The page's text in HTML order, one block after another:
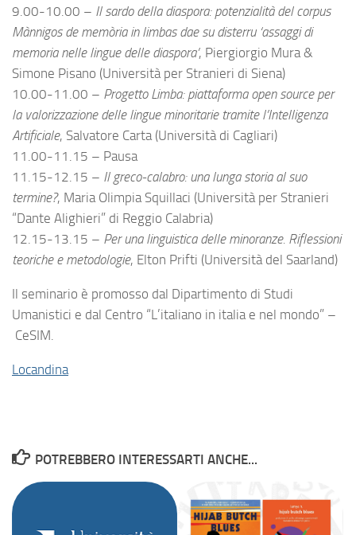
9.00-10.00 – Il sardo della diaspora: potenzialità del corpus
Mànnigos de memòria in limbas dae su disterru ‘assaggi di
memoria nelle lingue delle diaspora’, Piergiorgio Mura &
Simone Pisano (Università per Stranieri di Siena)
10.00-11.00 – Progetto Limba: piattaforma open source per
la valorizzazione delle lingue minoritarie tramite l’Intelligenza
Artificiale, Salvatore Carta (Università di Cagliari)
11.00-11.15 – Pausa
11.15-12.15 – Il greco-calabro: una lunga storia al suo
termine?, Maria Olimpia Squillaci (Università per Stranieri
“Dante Alighieri” di Reggio Calabria)
12.15-13.15 – Per una linguistica delle minoranze. Riflessioni
teoriche e metodologie, Elton Prifti (Università del Saarland)
Il seminario è promosso dal Dipartimento di Studi
Umanistici e dal Centro “L’italiano in italia e nel mondo” –
CeSIM.
Locandina
POTREBBERO INTERESSARTI ANCHE...